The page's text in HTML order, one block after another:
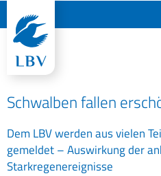
Schwalben fallen
Dem LBV werden aus vielen
gemeldet – Auswirkung der
Starkregenereignisse